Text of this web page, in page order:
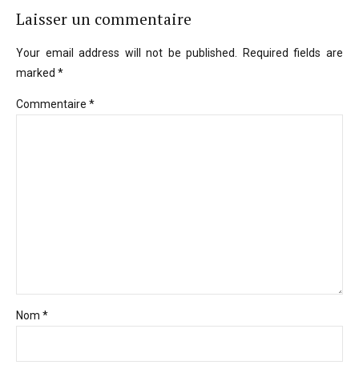
Laisser un commentaire
Your email address will not be published. Required fields are
marked *
Commentaire *
Nom *